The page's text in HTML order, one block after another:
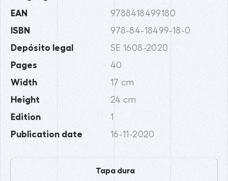
EAN 9788418499180
ISBN 978-84-18499-18-0
Depósito legal SE 1608-2020
Pages 40
Width 17 cm
Height 24 cm
Edition 1
Publication date 16-11-2020
Tapa dura